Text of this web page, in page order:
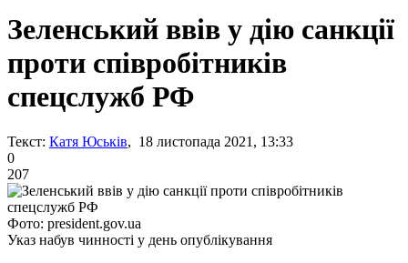
Зеленський ввів у дію санкції
проти співробітників
спецслужб РФ
Текст: Катя Юськів, 18 листопада 2021, 13:33
0
207
Фото: president.gov.ua
Указ набув чинності у день опублікування